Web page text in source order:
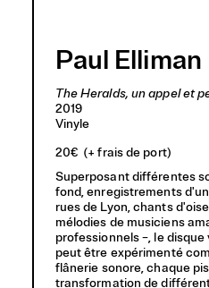
Paul Elliman
The Heralds, un appel et
2019
Vinyle
20€ (+ frais de port)
Superposant différentes
fond, enregistrements
rues de Lyon, chants
mélodies de musiciens
professionnels –, le disque
peut être expérimenté
flânerie sonore, chaque
transformation de